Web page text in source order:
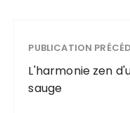
entretien
optimal et
durable
PUBLICATION
L'harmonie zen
sauge